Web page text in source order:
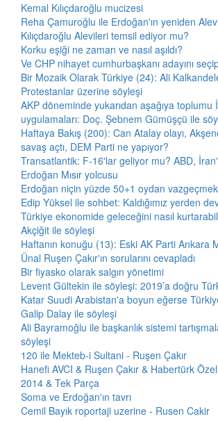
Kemal Kılıçdaroğlu mucizesi
Reha Çamuroğlu ile Erdoğan'ın yeniden
Kılıçdaroğlu Alevileri temsil ediyor mu?
Korku eşiği ne zaman ve nasıl aşıldı?
Ve CHP nihayet cumhurbaşkanı adayını
Bir Mozaik Olarak Türkiye (24): Ali
Protestanlar üzerine söyleşi
AKP döneminde yukarıdan aşağıya toplumu
uygulamaları: Doç. Şebnem Gümüşçü ile
Haftaya Bakış (200): Can Atalay olayı,
savaş açtı, DEM Parti ne yapıyor?
Transatlantik: F-16'lar geliyor mu? ABD,
Erdoğan Mısır yolcusu
Erdoğan niçin yüzde 50+1 oydan
Edip Yüksel ile sohbet: Kaldığımız yerden
Türkiye ekonomide geleceğini nasıl
Akçiğit ile söyleşi
Haftanın konuğu (13): Eski AK Parti Ankara
Ünal Ruşen Çakır'ın sorularını cevapladı
Bir fiyasko olarak salgın yönetimi
Levent Gültekin ile söyleşi: 2019’a doğru
Katar Suudi Arabistan'a boyun eğerse
Galip Dalay ile söyleşi
Ali Bayramoğlu ile başkanlık sistemi
söyleşi
120 ile Mekteb-i Sultani - Ruşen Çakır
Hanefi AVCI & Ruşen Çakır & Habertürk
2014 & Tek Parça
Soma ve Erdoğan'ın tavrı
Cemil Bayık roportaji uzerine - Rusen Cakir